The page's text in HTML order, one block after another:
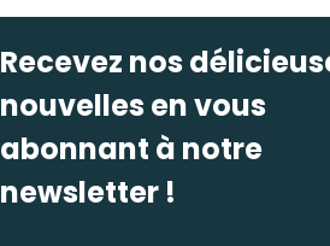
Recevez nos
nouvelles en vous
abonnant à notre
newsletter !